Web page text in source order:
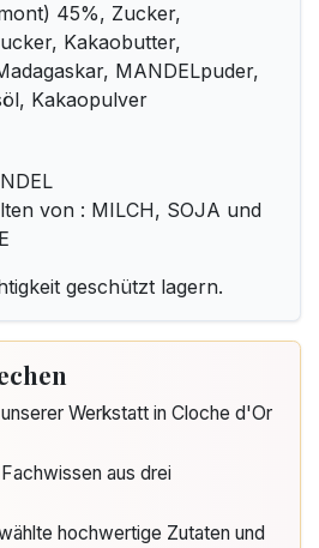
45%, Zucker,
Kakaobutter,
MANDELpuder,
Kakaopulver
von : MILCH, SOJA und
geschützt lagern.
Werkstatt in Cloche d'Or
aus drei
hochwertige Zutaten und